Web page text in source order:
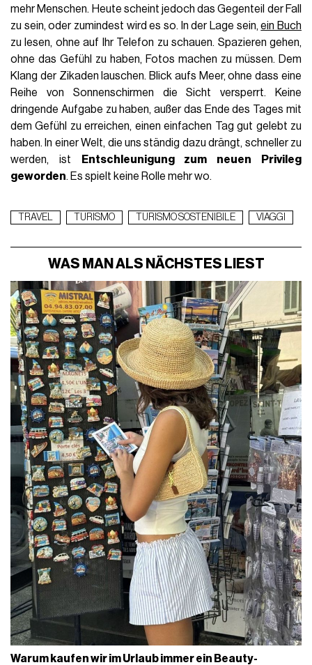
mehr Menschen. Heute scheint jedoch das Gegenteil der Fall
zu sein, oder zumindest wird es so. In der Lage sein,ein Buch
zu lesen, ohne auf Ihr Telefon zu schauen. Spazieren gehen,
ohne das Gefühl zu haben, Fotos machen zu müssen. Dem
Klang der Zikaden lauschen. Blick aufs Meer, ohne dass eine
Reihe von Sonnenschirmen die Sicht versperrt. Keine
dringende Aufgabe zu haben, außer das Ende des Tages mit
dem Gefühl zu erreichen, einen einfachen Tag gut gelebt zu
haben. In einer Welt, die uns ständig dazu drängt, schneller zu
werden, ist
Entschleunigung zum neuen Privileg
geworden. Es spielt keine Rolle mehr wo.
TRAVEL TURISMO TURISMO SOSTENIBILE VIAGGI
WAS MAN ALS NÄCHSTES LIEST
Warum kaufen wir im Urlaub immer ein Beauty-